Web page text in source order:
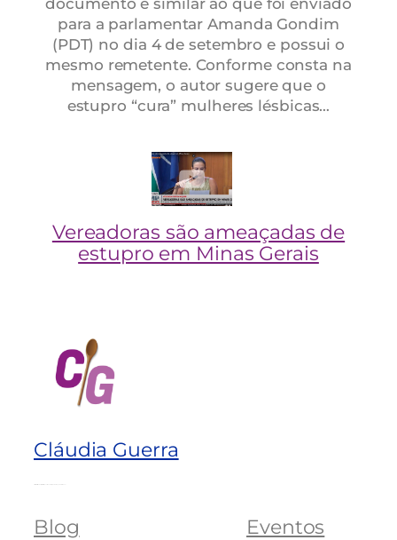
para a parlamentar Amanda Gondim
(PDT) no dia 4 de setembro e possui o
mesmo remetente. Conforme consta na
mensagem, o autor sugere que o
estupro “cura” mulheres lésbicas…
Vereadoras são ameaçadas de
estupro em Minas Gerais
Cláudia Guerra
Blog
Eventos